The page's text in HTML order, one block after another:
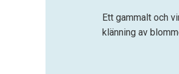
Ett gammalt och
klänning av